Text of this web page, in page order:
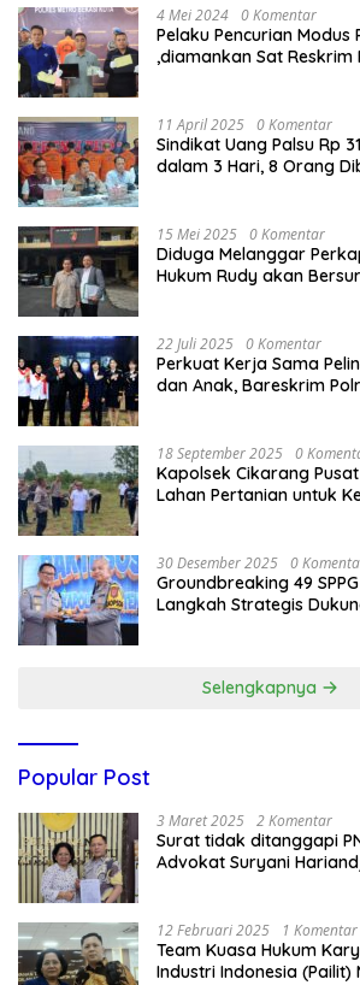
4 Mei 2024 0 Komentar
Pelaku Pencurian Modus
,diamankan Sat Reskrim
11 April 2025 0 Komentar
Sindikat Uang Palsu Rp
dalam 3 Hari, 8 Orang
15 Mei 2025 0 Komentar
Diduga Melanggar
Hukum Rudy akan
22 Juli 2025 0 Komentar
Perkuat Kerja Sama
dan Anak, Bareskrim
18 September 2025 0
Kapolsek Cikarang
Lahan Pertanian untuk
30 Desember 2025 0
Groundbreaking 49
Langkah Strategis
Selengkapnya
Popular Post
3 Maret 2025 2 Komentar
Surat tidak ditanggapi
Advokat Suryani
12 Februari 2025 1 Komentar
Team Kuasa Hukum
Industri Indonesia (Pailit)